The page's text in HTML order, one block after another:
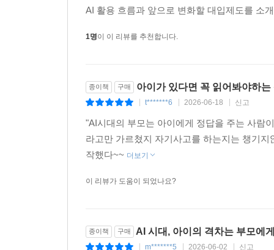
AI 활용 흐름과 앞으로 변화할 대입제도를 소
1명이 이 리뷰를 추천합니다.
종이책 구매 아이가 있다면 꼭 읽어봐야하는
t*******6 2026-06-18 신고
"AI시대의 부모는 아이에게 정답을 주는 사람
라고만 가르쳤지 자기사고를 하는지는 챙기
작했다~~ 더보기
이 리뷰가 도움이 되었나요?
종이책 구매 AI 시대, 아이의 격차는 부모에
m*******5 2026-06-02 신고